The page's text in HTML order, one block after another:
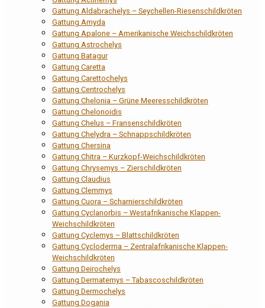
Gattung Aldabrachelys – Seychellen-Riesenschildkröten
Gattung Amyda
Gattung Apalone – Amerikanische Weichschildkröten
Gattung Astrochelys
Gattung Batagur
Gattung Caretta
Gattung Carettochelys
Gattung Centrochelys
Gattung Chelonia – Grüne Meeresschildkröten
Gattung Chelonoidis
Gattung Chelus – Fransenschildkröten
Gattung Chelydra – Schnappschildkröten
Gattung Chersina
Gattung Chitra – Kurzkopf-Weichschildkröten
Gattung Chrysemys – Zierschildkröten
Gattung Claudius
Gattung Clemmys
Gattung Cuora – Scharnierschildkröten
Gattung Cyclanorbis – Westafrikanische Klappen-
Weichschildkröten
Gattung Cyclemys – Blattschildkröten
Gattung Cycloderma – Zentralafrikanische Klappen-
Weichschildkröten
Gattung Deirochelys
Gattung Dermatemys – Tabascoschildkröten
Gattung Dermochelys
Gattung Dogania